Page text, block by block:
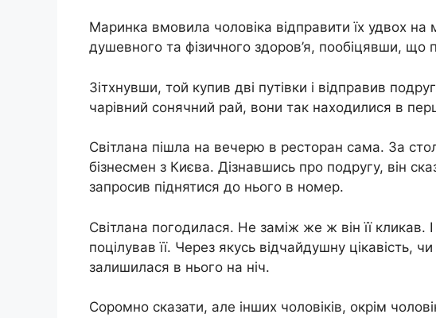
Маринка вмовила чоловіка відправити їх удвох на
душевного та фізичного здоров’я, пообіцявши, що
Зітхнувши, той купив дві путівки і відправив
чарівний сонячний рай, вони так находилися в
Світлана пішла на вечерю в ресторан сама. За
бізнесмен з Києва. Дізнавшись про подругу, він
запросив піднятися до нього в номер.
Світлана погодилася. Не заміж же ж він її кликав.
поцілував її. Через якусь відчайдушну цікавість,
залишилася в нього на ніч.
Соромно сказати, але інших чоловіків, окрім